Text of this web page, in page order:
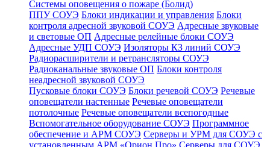
Системы оповещения о пожаре (Болид)
ППУ СОУЭ Блоки индикации и управления Блоки
контроля адресной звуковой СОУЭ Адресные звуковые
и световые ОП Адресные релейные блоки СОУЭ
Адресные УДП СОУЭ Изоляторы КЗ линий СОУЭ
Радиорасширители и ретрансляторы СОУЭ
Радиоканальные звуковые ОП Блоки контроля
неадресной звуковой СОУЭ
Пусковые блоки СОУЭ Блоки речевой СОУЭ Речевые
оповещатели настенные Речевые оповещатели
потолочные Речевые оповещатели всепогодные
Вспомогательное оборудование СОУЭ Программное
обеспечение и АРМ СОУЭ Серверы и УРМ для СОУЭ с
установленным АРМ «Орион Про» Серверы для СОУЭ